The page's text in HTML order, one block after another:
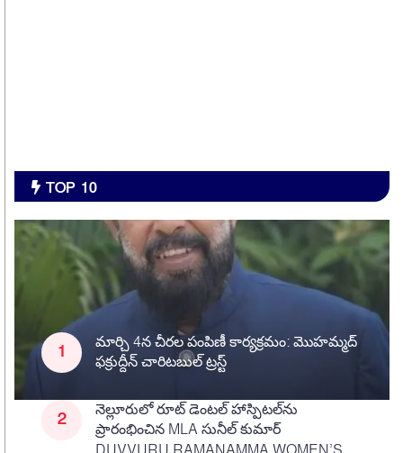
TOP 10
మార్చి 4న చీరల పంపిణీ కార్యక్రమం: మొహమ్మద్
ఫక్రుద్దీన్ చారిటబుల్ ట్రస్ట్
నెల్లూరులో రూట్ డెంటల్ హాస్పిటల్‌ను
ప్రారంభించిన MLA సునీల్ కుమార్